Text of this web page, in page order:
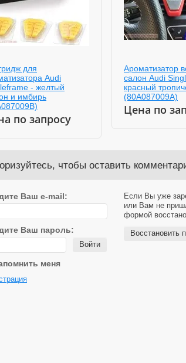
для
Audi
- желтый
и имбирь
по запросу
Ароматизатор
салон Audi
красный
(80A087009A)
Цена по
чтобы оставить
Ваш e-mail:
Ваш пароль:
Войти
меня
Если Вы уже
или Вам не
формой
Восстановить